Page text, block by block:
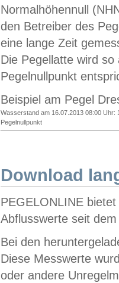
Normalhöhennull
den Betreiber des
eine lange Zeit
Die Pegellatte wird
Pegelnullpunkt
Beispiel am Pegel
Wasserstand am 16.07.2013 08:00 Uhr:
Pegelnullpunkt
Download
PEGELONLINE
Abflusswerte seit
Bei den
Diese Messwerte
oder andere